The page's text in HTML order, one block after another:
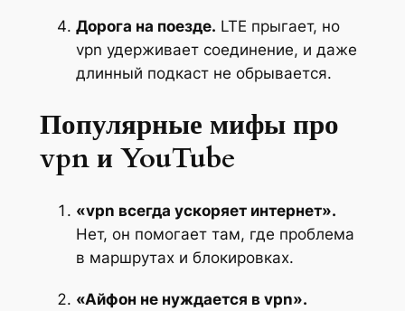
Дорога на поезде. LTE прыгает, но
vpn удерживает соединение, и даже
длинный подкаст не обрывается.
Популярные мифы про
vpn и YouTube
«vpn всегда ускоряет интернет».
Нет, он помогает там, где проблема
в маршрутах и блокировках.
«Айфон не нуждается в vpn».